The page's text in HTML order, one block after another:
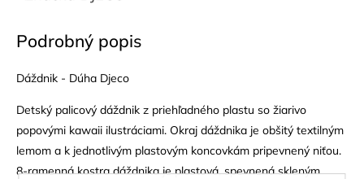
Podrobný popis
Dáždnik - Dúha Djeco
Detský palicový dáždnik z priehľadného plastu so žiarivo
popovými kawaii ilustráciami. Okraj dáždnika je obšitý textilným
lemom a k jednotlivým plastovým koncovkám pripevnený niťou.
8-ramenná kostra dáždnika je plastová, spevnená skleným